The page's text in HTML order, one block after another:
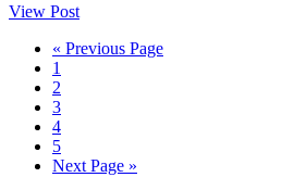
View Post
« Go
Previous Page
Seite
1
Seite
2
Seite
3
Seite
4
Seite
5
Go
Next Page »